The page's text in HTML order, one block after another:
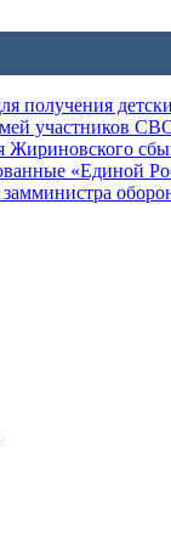
получения
участников
Жириновского
«Единой